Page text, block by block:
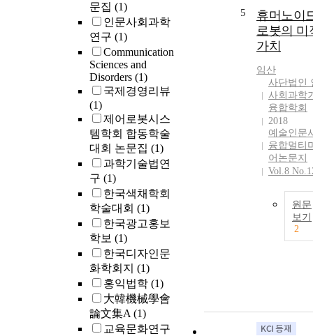
문집 (1)
인문사회과학
연구 (1)
Communication
Sciences and
Disorders (1)
국제경영리뷰
(1)
제어로봇시스
템학회 합동학술
대회 논문집 (1)
과학기술법연
구 (1)
한국색채학회
학술대회 (1)
한국광고홍보
학보 (1)
한국디자인문
화학회지 (1)
홍익법학 (1)
大韓機械學會
論文集A(1)
교육문화연구
5
휴머노이
로봇의 미
가치
임산
사단법인
사회과학
융합학회
2018
예술인문
융합멀티
어논문지
Vol.8
원문
보기
2